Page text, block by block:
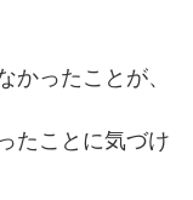
かったことが、
たことに気づけ